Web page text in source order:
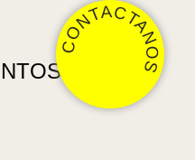
CONTACTANOS